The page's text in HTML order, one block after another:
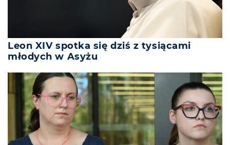
Leon XIV spotka się dziś z tysiącami
młodych w Asyżu